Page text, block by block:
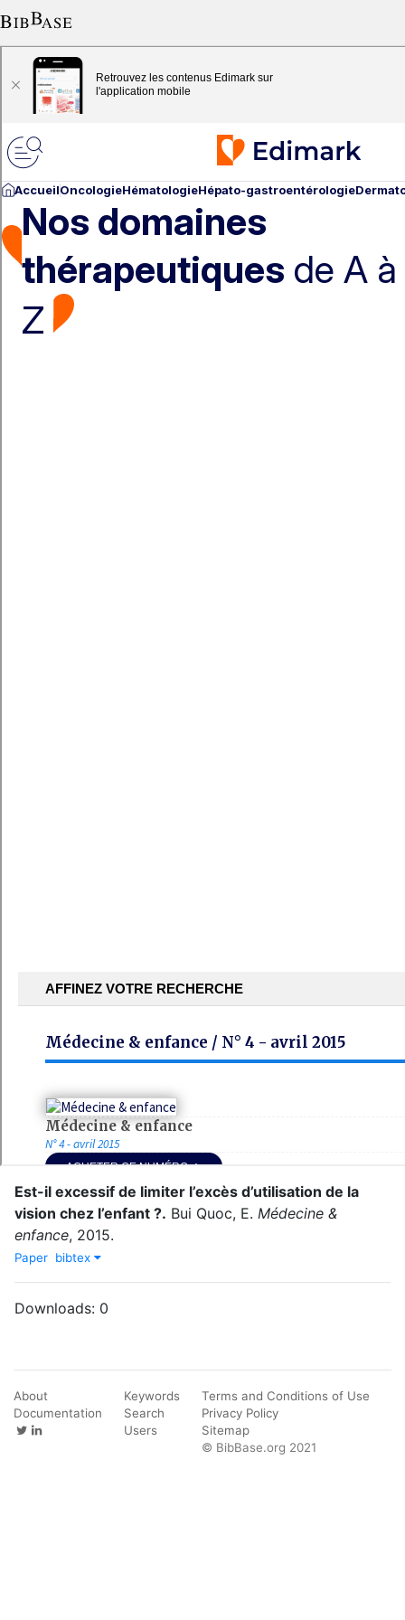
Est-il excessif de limiter l’excès d’utilisation de la
vision chez l’enfant ?. Bui Quoc, E. Médecine &
enfance, 2015.
Paper bibtex
Downloads: 0
About
Documentation
Keywords
Search
Users
Terms and Conditions of Use
Privacy Policy
Sitemap
© BibBase.org 2021